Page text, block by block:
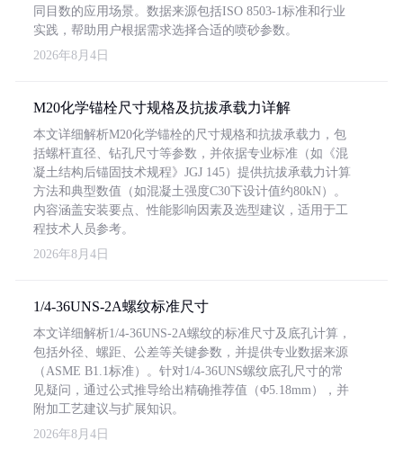
同目数的应用场景。数据来源包括ISO 8503-1标准和行业
实践，帮助用户根据需求选择合适的喷砂参数。
2026年8月4日
M20化学锚栓尺寸规格及抗拔承载力详解
本文详细解析M20化学锚栓的尺寸规格和抗拔承载力，包
括螺杆直径、钻孔尺寸等参数，并依据专业标准（如《混
凝土结构后锚固技术规程》JGJ 145）提供抗拔承载力计算
方法和典型数值（如混凝土强度C30下设计值约80kN）。
内容涵盖安装要点、性能影响因素及选型建议，适用于工
程技术人员参考。
2026年8月4日
1/4-36UNS-2A螺纹标准尺寸
本文详细解析1/4-36UNS-2A螺纹的标准尺寸及底孔计算，
包括外径、螺距、公差等关键参数，并提供专业数据来源
（ASME B1.1标准）。针对1/4-36UNS螺纹底孔尺寸的常
见疑问，通过公式推导给出精确推荐值（Φ5.18mm），并
附加工艺建议与扩展知识。
2026年8月4日